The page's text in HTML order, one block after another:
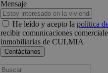
Mensaje
He leído y acepto la política
recibir comunicaciones
inmobiliarias de CULMIA